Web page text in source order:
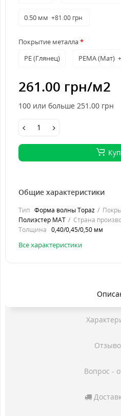
0.50 мм +81.00 грн
Покрытие металла
PE (Глянец)
PEMA (Мат)
261.00 грн/м2
100 или больше 251.00 грн
Общие характеристики
Тип Форма волны Topaz
Полиэстер MAT
Страна
Толщина 0,40/0,45/0,50 мм
Все характеристики
Вопрос -